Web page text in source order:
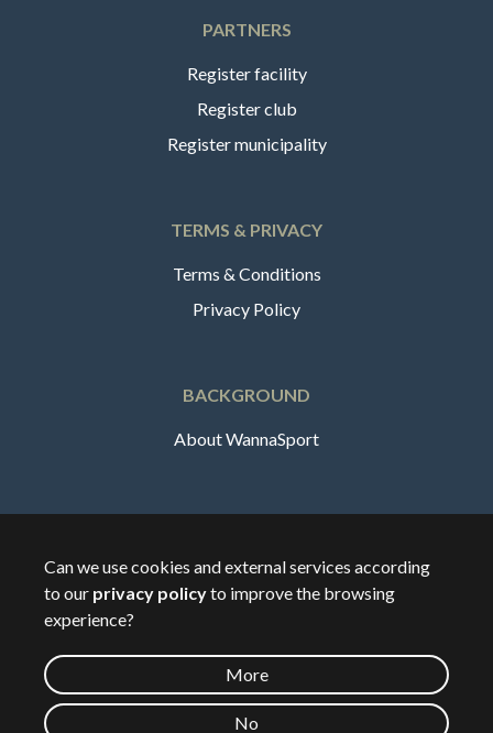
PARTNERS
Register facility
Register club
Register municipality
TERMS & PRIVACY
Terms & Conditions
Privacy Policy
BACKGROUND
About WannaSport
🇸🇪Sverige
©2026Wannasport.dk
Can we use cookies and external services according
to our privacy policyto improve the browsing
experience?
More
No